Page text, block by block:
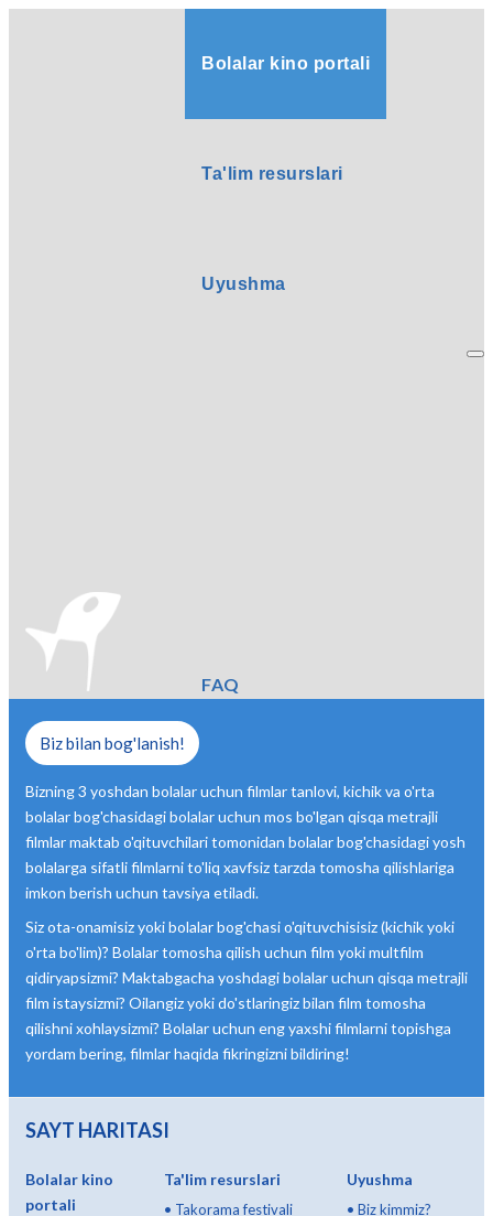
Bolalar kino portali
Ta'lim resurslari
Uyushma
FAQ
Biz bilan bog'lanish!
Bizning 3 yoshdan bolalar uchun filmlar tanlovi, kichik va o'rta
bolalar bog'chasidagi bolalar uchun mos bo'lgan qisqa metrajli
filmlar maktab o'qituvchilari tomonidan bolalar bog'chasidagi yosh
bolalarga sifatli filmlarni to'liq xavfsiz tarzda tomosha qilishlariga
imkon berish uchun tavsiya etiladi.
Siz ota-onamisiz yoki bolalar bog'chasi o'qituvchisisiz (kichik yoki
o'rta bo'lim)? Bolalar tomosha qilish uchun film yoki multfilm
qidiryapsizmi? Maktabgacha yoshdagi bolalar uchun qisqa metrajli
film istaysizmi? Oilangiz yoki do'stlaringiz bilan film tomosha
qilishni xohlaysizmi? Bolalar uchun eng yaxshi filmlarni topishga
yordam bering, filmlar haqida fikringizni bildiring!
SAYT HARITASI
Bolalar kino
portali
Ta'lim resurslari
• Takorama festivali
Uyushma
•Biz kimmiz?